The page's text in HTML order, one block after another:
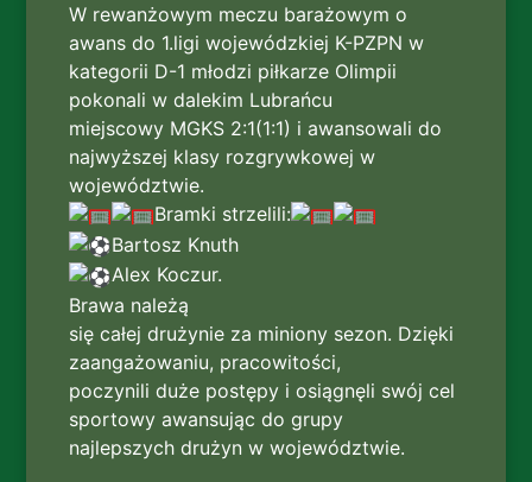
W rewanżowym meczu barażowym o
awans do 1.ligi wojewódzkiej K-PZPN w
kategorii D-1 młodzi piłkarze Olimpii
pokonali w dalekim Lubrańcu
miejscowy MGKS 2:1(1:1) i awansowali do
najwyższej klasy rozgrywkowej w
województwie.
Bramki strzelili:
Bartosz Knuth
Alex Koczur.
Brawa należą
się całej drużynie za miniony sezon. Dzięki
zaangażowaniu, pracowitości,
poczynili duże postępy i osiągnęli swój cel
sportowy awansując do grupy
najlepszych drużyn w województwie.